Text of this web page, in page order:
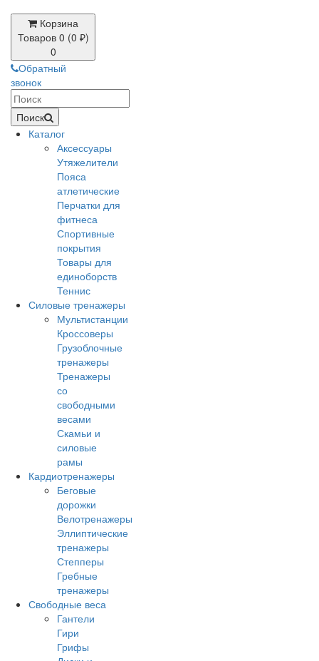
Корзина
Товаров 0 (0 ₽)
0
Обратный
звонок
Поиск
Каталог
Аксессуары
Утяжелители
Пояса
атлетические
Перчатки для
фитнеса
Спортивные
покрытия
Товары для
единоборств
Теннис
Силовые тренажеры
Мультистанции
Кроссоверы
Грузоблочные
тренажеры
Тренажеры
со
свободными
весами
Скамьи и
силовые
рамы
Кардиотренажеры
Беговые
дорожки
Велотренажеры
Эллиптические
тренажеры
Степперы
Гребные
тренажеры
Свободные веса
Гантели
Гири
Грифы